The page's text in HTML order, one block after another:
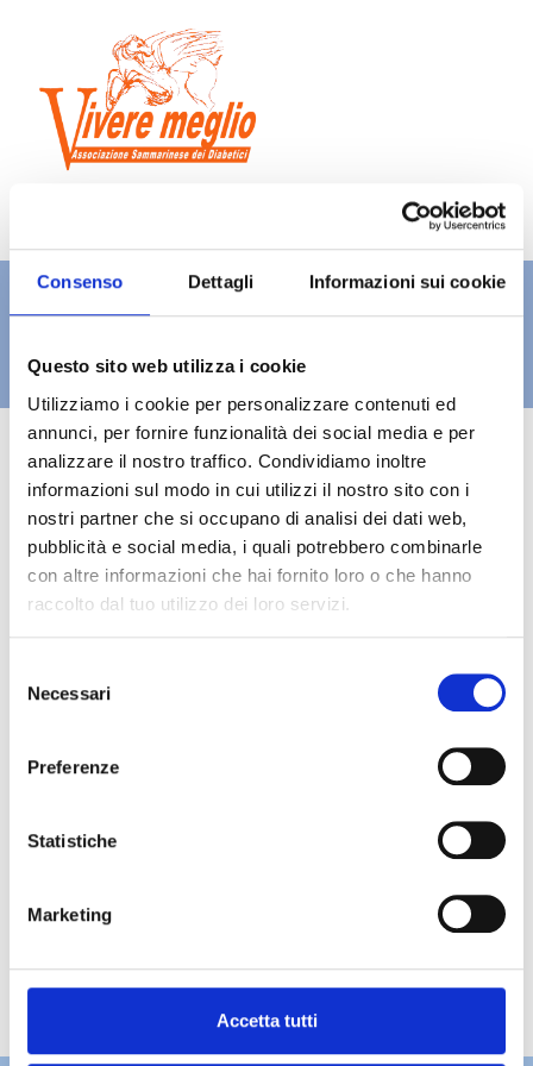
Consenso Dettagli Informazioni sui cookie
Questo sito web utilizza i cookie
Utilizziamo i cookie per personalizzare contenuti ed
annunci, per fornire funzionalità dei social media e per
analizzare il nostro traffico. Condividiamo inoltre
informazioni sul modo in cui utilizzi il nostro sito con i
nostri partner che si occupano di analisi dei dati web,
pubblicità e social media, i quali potrebbero combinarle
con altre informazioni che hai fornito loro o che hanno
raccolto dal tuo utilizzo dei loro servizi.
delNecessari
Preferenze
Statistiche
Marketing
Accetta tutti
CONVEGNO
INTERNAZIONALE
Programma